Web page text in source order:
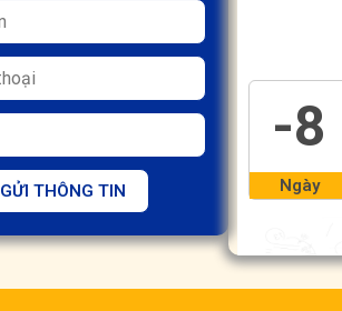
GỬI THÔNG TIN
-8
Ngày